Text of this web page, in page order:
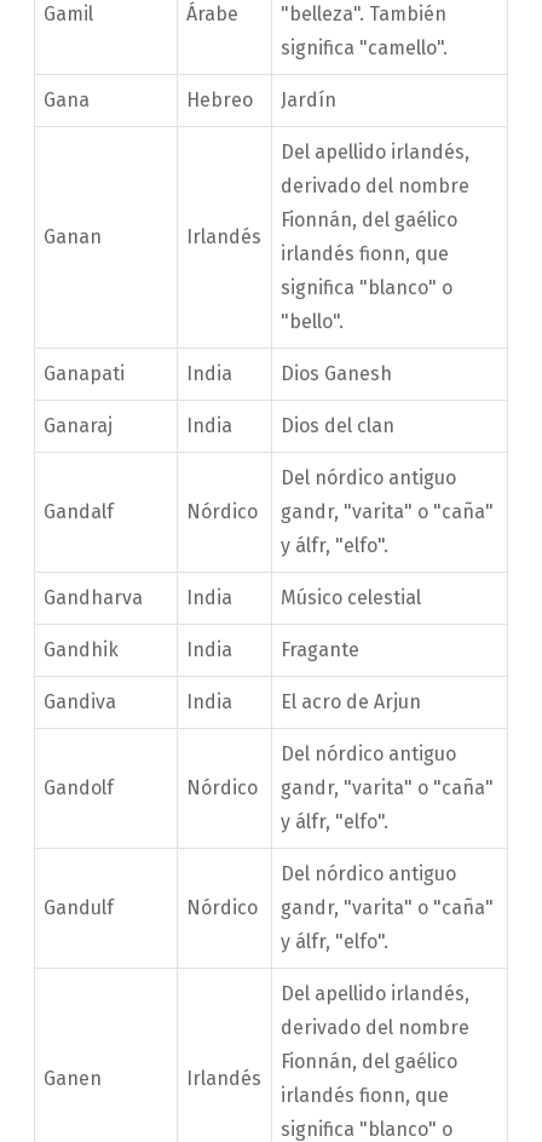
Gamil Árabe
"belleza". También
significa "camello".
Gana Hebreo Jardín
Ganan Irlandés
Del apellido irlandés,
derivado del nombre
Fionnán, del gaélico
irlandés fionn, que
significa "blanco" o
"bello".
Ganapati India Dios Ganesh
Ganaraj India Dios del clan
Gandalf Nórdico
Del nórdico antiguo
gandr, "varita" o "caña"
y álfr, "elfo".
Gandharva India Músico celestial
Gandhik India Fragante
Gandiva India El acro de Arjun
Gandolf Nórdico
Del nórdico antiguo
gandr, "varita" o "caña"
y álfr, "elfo".
Gandulf Nórdico
Del nórdico antiguo
gandr, "varita" o "caña"
y álfr, "elfo".
Ganen Irlandés
Del apellido irlandés,
derivado del nombre
Fionnán, del gaélico
irlandés fionn, que
significa "blanco" o